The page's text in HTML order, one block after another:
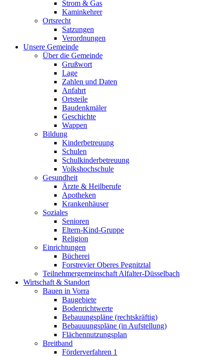
Strom & Gas
Kaminkehrer
Ortsrecht
Satzungen
Verordnungen
Unsere Gemeinde
Über die Gemeinde
Grußwort
Lage
Zahlen und Daten
Anfahrt
Ortsteile
Baudenkmäler
Geschichte
Wappen
Bildung
Kinderbetreuung
Schulen
Schulkinderbetreuung
Volkshochschule
Gesundheit
Ärzte & Heilberufe
Apotheken
Krankenhäuser
Soziales
Senioren
Eltern-Kind-Gruppe
Religion
Einrichtungen
Bücherei
Forstrevier Oberes Pegnitztal
Teilnehmergemeinschaft Alfalter-Düsselbach
Wirtschaft & Standort
Bauen in Vorra
Baugebiete
Bodenrichtwerte
Bebauungspläne (rechtskräftig)
Bebauuungspläne (in Aufstellung)
Flächennutzungsplan
Breitband
Förderverfahren 1